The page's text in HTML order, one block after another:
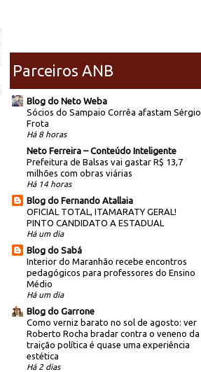
Parceiros ANB
Blog do Neto Weba
Sócios do Sampaio Corrêa afastam Sérgio
Frota
Há 8 horas
Neto Ferreira – Conteúdo Inteligente
Prefeitura de Balsas vai gastar R$ 13,7
milhões com obras viárias
Há 14 horas
Blog do Fernando Atallaia
OFICIAL TOTAL, ITAMARATY GERAL!
PINTO CANDIDATO A ESTADUAL
Há um dia
Blog do Sabá
Interior do Maranhão recebe encontros
pedagógicos para professores do Ensino
Médio
Há um dia
Blog do Garrone
Como verniz barato no sol de agosto: ver
Roberto Rocha bradar contra o veneno da
traição política é quase uma experiência
estética
Há 2 dias